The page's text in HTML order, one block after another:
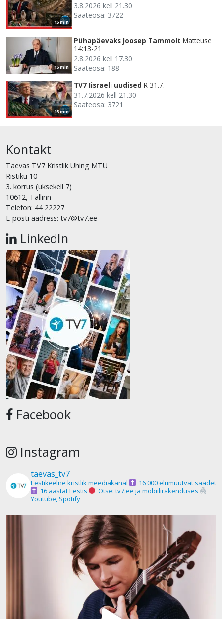
15 min
3.8.2026 kell 21.30
Saateosa: 3722
15 min
Pühapäevaks Joosep Tammolt Matteuse
14:13-21
2.8.2026 kell 17.30
Saateosa: 188
15 min
TV7 Iisraeli uudised R 31.7.
31.7.2026 kell 21.30
Saateosa: 3721
Kontakt
Taevas TV7 Kristlik Ühing MTÜ
Ristiku 10
3. korrus (uksekell 7)
10612, Tallinn
Telefon: 44 22227
E-posti aadress: tv7@tv7.ee
LinkedIn
Facebook
Instagram
taevas_tv7
Eestikeelne kristlik meediakanal
16 000 elumuutvat saadet
16 aastat Eestis
Otse: tv7.ee ja mobiilirakenduses
Youtube, Spotify